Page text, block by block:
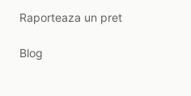
Raporteaza un pret
Blog